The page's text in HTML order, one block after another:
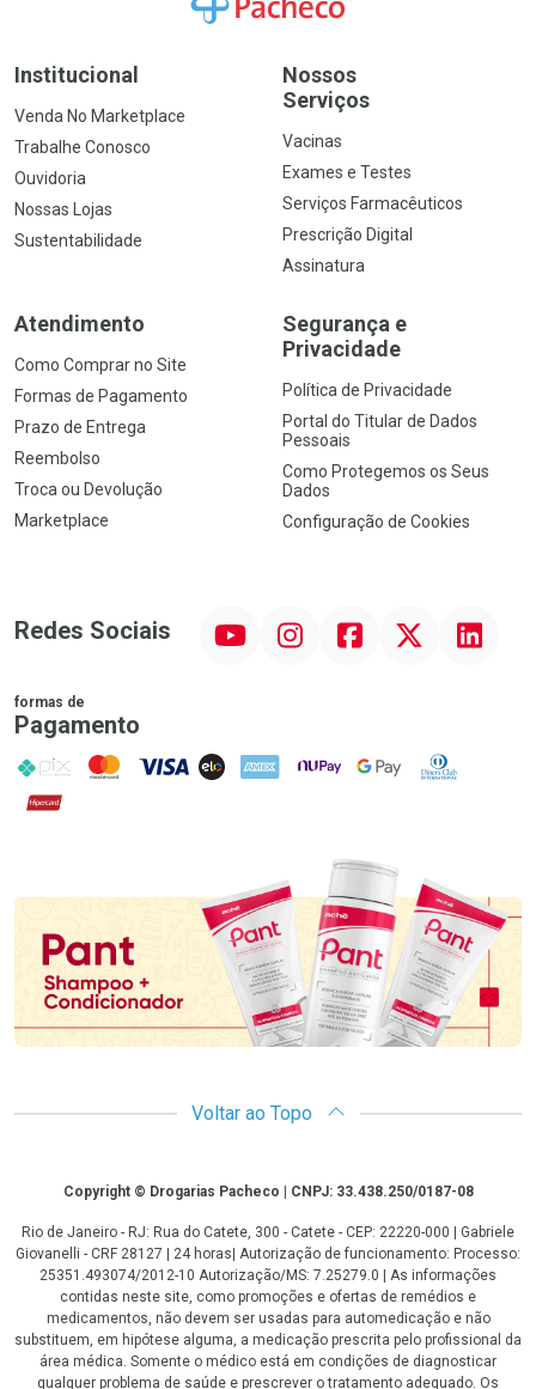
Institucional
Venda No Marketplace
Trabalhe Conosco
Ouvidoria
Nossas Lojas
Sustentabilidade
Nossos
Serviços
Vacinas
Exames e Testes
Serviços Farmacêuticos
Prescrição Digital
Assinatura
Atendimento
Como Comprar no Site
Formas de Pagamento
Prazo de Entrega
Reembolso
Troca ou Devolução
Marketplace
Segurança e
Privacidade
Política de Privacidade
Portal do Titular de Dados
Pessoais
Como Protegemos os Seus
Dados
Configuração de Cookies
Redes Sociais InstagramFacebookTwitter Linkedin
formas de
Pagamento
PIX MasterCard
VISA ELO AMEX NuPay Google PayDiners Club
Hipercard
Promoção em Destaque
Voltar ao Topo
CopyrightCopyright © Drogarias Pacheco | CNPJ: 33.438.250/0187-08
Rio de Janeiro - RJ: Rua do Catete, 300 - Catete - CEP: 22220-000 | Gabriele
Giovanelli - CRF 28127 | 24 horas| Autorização de funcionamento: Processo:
25351.493074/2012-10 Autorização/MS: 7.25279.0 | As informações
contidas neste site, como promoções e ofertas de remédios e
medicamentos, não devem ser usadas para automedicação e não
substituem, em hipótese alguma, a medicação prescrita pelo profissional da
área médica. Somente o médico está em condições de diagnosticar
qualquer problema de saúde e prescrever o tratamento adequado. Os